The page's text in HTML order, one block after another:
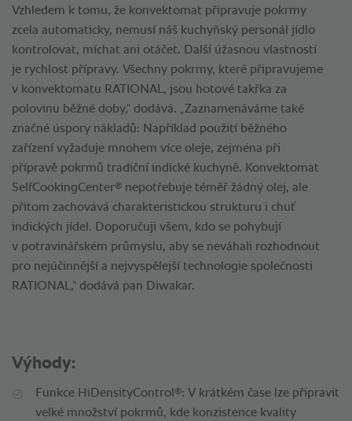
Vzhledem k tomu, že konvektomat připravuje pokrmy
zcela automaticky, nemusí náš kuchyňský personál jídlo
kontrolovat, míchat ani otáčet. Další úžasnou vlastností
je rychlost přípravy. Všechny pokrmy, které připravujeme
v konvektomatu RATIONAL, jsou hotové takřka za
polovinu běžné doby,“ dodává. „Zaznamenáváme také
značné úspory nákladů: Například použití běžného
zařízení vyžaduje mnohem více oleje, zejména při
přípravě pokrmů tradiční indické kuchyně. Konvektomat
SelfCookingCenter® nepotřebuje téměř žádný olej, ale
přitom zachovává charakteristickou strukturu i chuť
indických jídel. Doporučuji všem, kdo se pohybují
v potravinářském průmyslu, aby se neváhali rozhodnout
pro nejúčinnější a nejvyspělejší technologie společnosti
RATIONAL,“ dodává pan Diwakar.
Výhody:
Funkce HiDensityControl ®: V krátkém čase lze připravit
velké množství pokrmů, kde konzistence kvality